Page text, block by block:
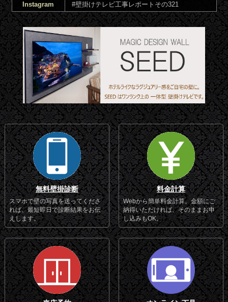
Instagram
#壁掛けテレビ工事レポートその321
無料壁掛診断
スマホで壁の写真を送ってくださ
れば、最短即日で診断結果をお伝
えします。
料金計算
Webから簡単料金計算。金額にご
納得いただければ、そのままお申
し込みもOK。